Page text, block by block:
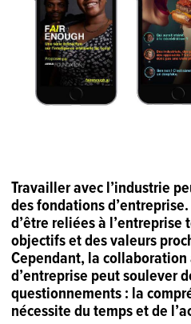
Travailler avec l’industrie
des fondations
d’être reliées à l’entreprise
objectifs et des valeurs
Cependant, la
d’entreprise peut soulever
questionnements : la
nécessite du temps et de